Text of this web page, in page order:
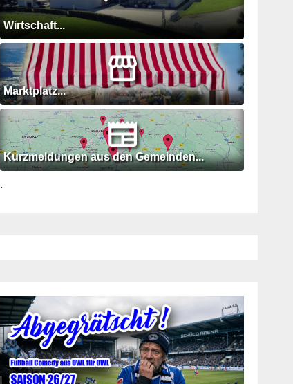
Wirtschaft...
Marktplatz...
Kurzmeldungen aus den Gemeinden...
.